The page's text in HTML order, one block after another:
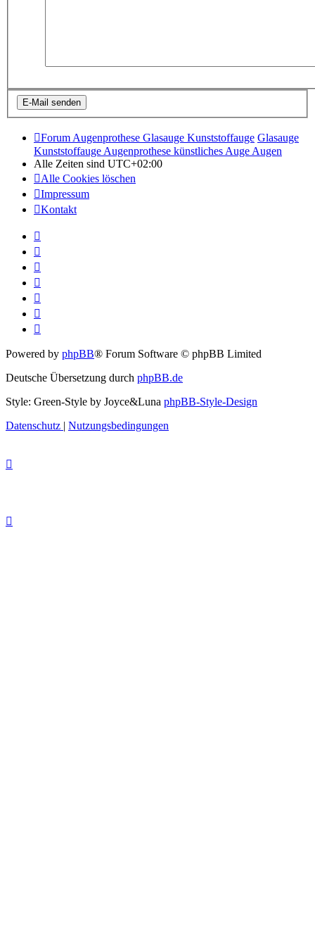
Forum Augenprothese Glasauge Kunststoffauge Glasauge
Kunststoffauge Augenprothese künstliches Auge Augen
Alle Zeiten sind UTC+02:00
Alle Cookies löschen
Impressum
Kontakt
Powered by phpBB® Forum Software © phpBB Limited
Deutsche Übersetzung durch phpBB.de
Style: Green-Style by Joyce&Luna phpBB-Style-Design
Datenschutz | Nutzungsbedingungen